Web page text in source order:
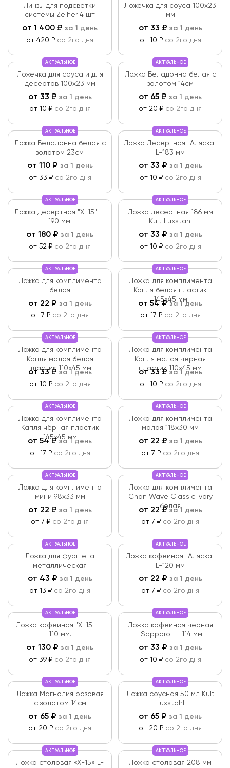
Линзы для подсветки
системы Zeiher 4 шт
от 1 400 ₽ за 1 день
от 420 ₽ со 2го дня
Ложечка для соуса 100х23
мм
от 33 ₽ за 1 день
от 10 ₽ со 2го дня
АКТУАЛЬНОЕ
Ложечка для соуса и для
десертов 100х23 мм
от 33 ₽ за 1 день
от 10 ₽ со 2го дня
АКТУАЛЬНОЕ
Ложка Беладонна белая с
золотом 14см
от 65 ₽ за 1 день
от 20 ₽ со 2го дня
АКТУАЛЬНОЕ
Ложка Беладонна белая с
золотом 23см
от 110₽ за 1 день
от 33 ₽ со 2го дня
АКТУАЛЬНОЕ
Ложка Десертная "Аляска"
L-183 мм
от 33 ₽ за 1 день
от 10 ₽ со 2го дня
АКТУАЛЬНОЕ
Ложка десертная "Х-15" L-
190 мм.
от 180 ₽ за 1 день
от 52 ₽ со 2го дня
АКТУАЛЬНОЕ
Ложка десертная 186 мм
Kult Luxstahl
от 33 ₽ за 1 день
от 10 ₽ со 2го дня
АКТУАЛЬНОЕ
Ложка для комплимента
белая
от 22 ₽ за 1 день
от 7 ₽ со 2го дня
АКТУАЛЬНОЕ
Ложка для комплимента
Капля белая пластик
145х45 мм
от 54₽ за 1 день
от 17 ₽ со 2го дня
АКТУАЛЬНОЕ
Ложка для комплимента
Капля малая белая
пластик 110х45 мм
от33₽ за 1 день
от 10 ₽ со 2го дня
АКТУАЛЬНОЕ
Ложка для комплимента
Капля малая чёрная
пластик 110х45 мм
от33₽ за 1 день
от 10 ₽ со 2го дня
АКТУАЛЬНОЕ
Ложка для комплимента
Капля чёрная пластик
145х45 мм
от 54₽ за 1 день
от 17 ₽ со 2го дня
АКТУАЛЬНОЕ
Ложка для комплимента
малая 118х30 мм
от 22 ₽ за 1 день
от 7 ₽ со 2го дня
АКТУАЛЬНОЕ
Ложка для комплимента
мини 98х33 мм
от 22 ₽ за 1 день
от 7 ₽ со 2го дня
АКТУАЛЬНОЕ
Ложка для комплимента
Chan Wave Classic Ivory
белая
от 22₽за 1 день
от 7 ₽ со 2го дня
АКТУАЛЬНОЕ
Ложка для фуршета
металлическая
от 43 ₽ за 1 день
от 13 ₽ со 2го дня
АКТУАЛЬНОЕ
Ложка кофейная "Аляска"
L-120 мм
от 22 ₽ за 1 день
от 7 ₽ со 2го дня
АКТУАЛЬНОЕ
Ложка кофейная "Х-15" L-
110 мм.
от 130 ₽ за 1 день
от 39 ₽ со 2го дня
АКТУАЛЬНОЕ
Ложка кофейная черная
"Sapporo" L-114 мм
от 33 ₽ за 1 день
от 10 ₽ со 2го дня
АКТУАЛЬНОЕ
Ложка Магнолия розовая
с золотом 14см
от 65 ₽ за 1 день
от 20 ₽ со 2го дня
АКТУАЛЬНОЕ
Ложка соусная 50 мл Kult
Luxstahl
от 65 ₽ за 1 день
от 20 ₽ со 2го дня
АКТУАЛЬНОЕ
Ложка столовая «X-15» L-
АКТУАЛЬНОЕ
Ложка столовая 208 мм